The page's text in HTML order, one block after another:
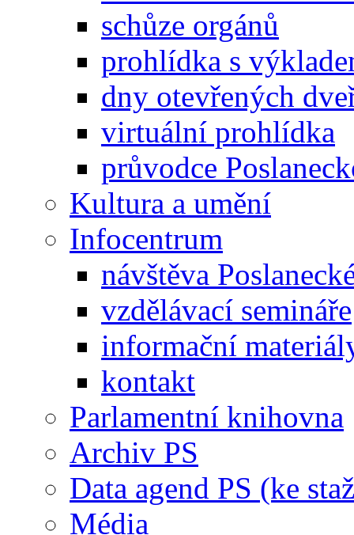
schůze orgánů
prohlídka s
dny otevřených
virtuální prohlídka
průvodce
Kultura a umění
Infocentrum
návštěva
vzdělávací semináře
informační
kontakt
Parlamentní knihovna
Archiv PS
Data agend PS (ke
Média